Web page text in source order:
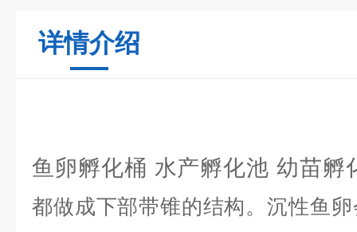
详情介绍
鱼卵孵化桶 水产孵化池 幼苗
都做成下部带锥的结构。沉性鱼